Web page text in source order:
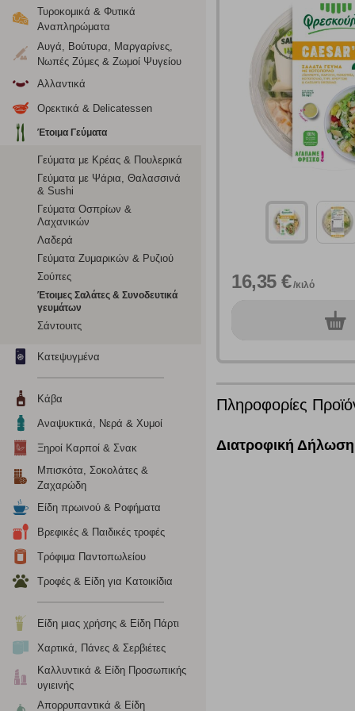
Τυροκομικά & Φυτικά
Αναπληρώματα
Αυγά, Βούτυρα, Μαργαρίνες,
Νωπές Ζύμες & Ζωμοί Ψυγείου
Αλλαντικά
Ορεκτικά & Delicatessen
Έτοιμα Γεύματα
Γεύματα με Κρέας & Πουλερικά
Γεύματα με Ψάρια, Θαλασσινά
& Sushi
Γεύματα Οσπρίων &
Λαχανικών
Λαδερά
Γεύματα Ζυμαρικών & Ρυζιού
Σούπες
Έτοιμες Σαλάτες & Συνοδευτικά
γευμάτων
Σάντουιτς
Κατεψυγμένα
Κάβα
Αναψυκτικά, Νερά & Χυμοί
Ξηροί Καρποί & Σνακ
Μπισκότα, Σοκολάτες &
Ζαχαρώδη
Είδη πρωινού & Ροφήματα
Βρεφικές & Παιδικές τροφές
Τρόφιμα Παντοπωλείου
Τροφές & Είδη για Κατοικίδια
Είδη μιας χρήσης & Είδη Πάρτι
Χαρτικά, Πάνες & Σερβιέτες
Καλλυντικά & Είδη Προσωπικής
υγιεινής
Απορρυπαντικά & Είδη
16,35 €/κιλό
0τεμ.
Πληροφορίες
Διατροφική Δήλωση
Κατά την απλή περιήγηση ή/και χρήση του ιστότοπου
περιέχουν προσωποποιημένα χαρακτηριστικά που
υπολογιστή ή την ηλεκτρονική συσκευή σας, προσθέτοντας
σας. Η κατηγορία των απολύτως απαραίτητων cookies για την
σχετικό κουμπί επάνω δεξιά, αφού ενημερωθείτε σχετικά.
σας ή/και της χρήσης των υπηρεσιών μας.
Λειτουργικά cookies
Τα λειτουργικά cookies επιτρέπουν την παροχή
Η συγκεκριμένη κατηγορία cookies ρυθμίζεται από
για τη δημιουργία ενός προφίλ των ενδιαφερόντων σας